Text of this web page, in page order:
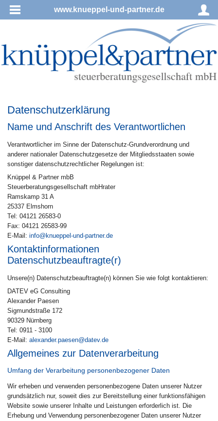
www.knueppel-und-partner.de
Datenschutzerklärung
Name und Anschrift des Verantwortlichen
Verantwortlicher im Sinne der Datenschutz-Grundverordnung und
anderer nationaler Datenschutzgesetze der Mitgliedsstaaten sowie
sonstiger datenschutzrechtlicher Regelungen ist:
Knüppel & Partner mbB
Steuerberatungsgesellschaft mbHrater
Ramskamp 31 A
25337 Elmshorn
Tel: 04121 26583-0
Fax: 04121 26583-99
E-Mail: info@knueppel-und-partner.de
Kontaktinformationen
Datenschutzbeauftragte(r)
Unsere(n) Datenschutzbeauftragte(n) können Sie wie folgt kontaktieren:
DATEV eG Consulting
Alexander Paesen
Sigmundstraße 172
90329 Nürnberg
Tel: 0911 - 3100
E-Mail: alexander.paesen@datev.de
Allgemeines zur Datenverarbeitung
Umfang der Verarbeitung personenbezogener Daten
Wir erheben und verwenden personenbezogene Daten unserer Nutzer
grundsätzlich nur, soweit dies zur Bereitstellung einer funktionsfähigen
Website sowie unserer Inhalte und Leistungen erforderlich ist. Die
Erhebung und Verwendung personenbezogener Daten unserer Nutzer